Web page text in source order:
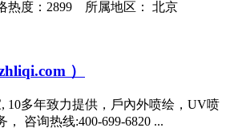
度：2899 所属地区： 北京
）
10多年致力提供，戶內外喷绘，UV喷
咨询热线:400-699-6820 ...